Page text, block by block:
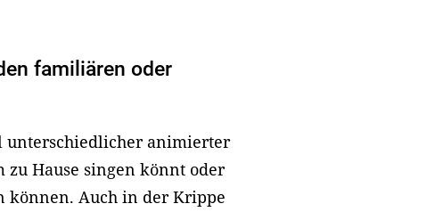
familiären oder
unterschiedlicher animierter
Hause singen könnt oder
Auch in der Krippe